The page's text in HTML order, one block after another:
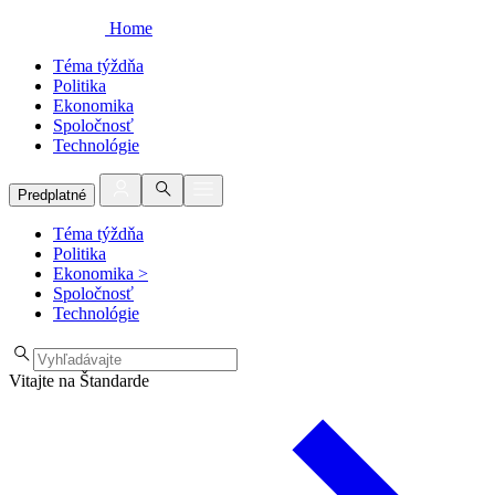
Home
Téma týždňa
Politika
Ekonomika
Spoločnosť
Technológie
Predplatné
Téma týždňa
Politika
Ekonomika >
Spoločnosť
Technológie
Vitajte na Štandarde